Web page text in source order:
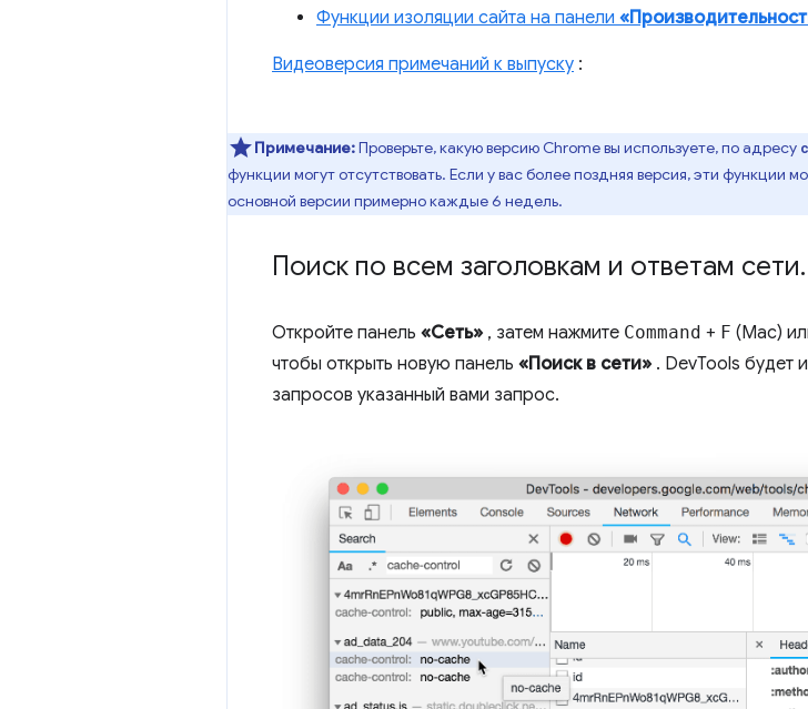
Функции изоляции сайта на панели
Видеоверсия примечаний к выпуску :
Примечание:Проверьте, какую версию Chrome вы используете, по адресу
функции могут отсутствовать. Если у вас более поздняя версия, эти функции
основной версии примерно каждые 6 недель.
Поиск по всем заголовкам и ответам сети.
Откройте панель «Сеть» , затем нажмите Command + F (Mac)
чтобы открыть новую панель «Поиск в сети» . DevTools будет
запросов указанный вами запрос.